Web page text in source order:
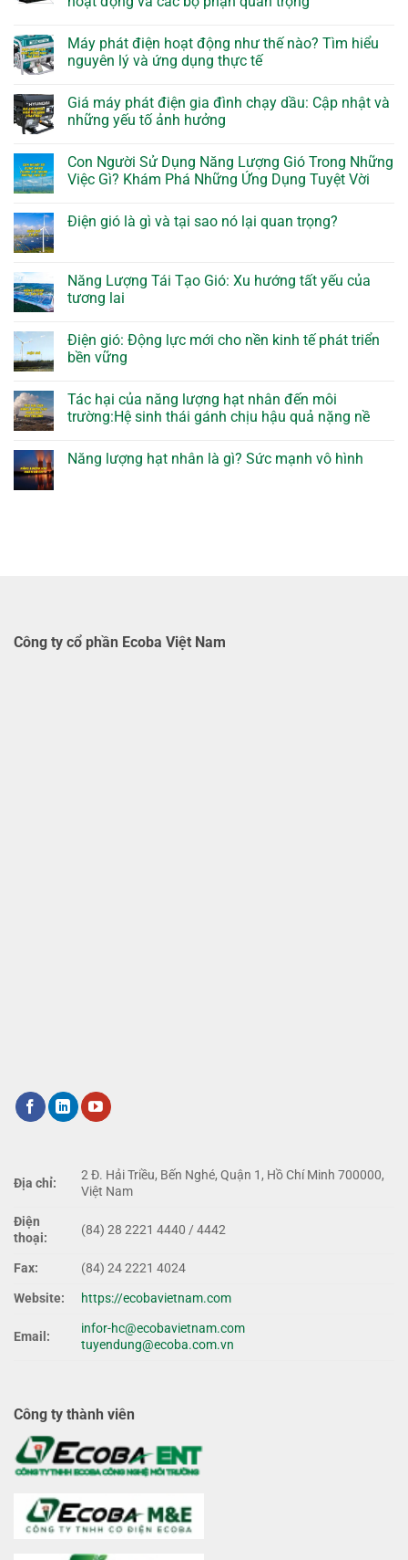
Máy phát điện hoạt động như thế nào? Tìm hiểu
nguyên lý và ứng dụng thực tế
Giá máy phát điện gia đình chạy dầu: Cập nhật và
những yếu tố ảnh hưởng
Con Người Sử Dụng Năng Lượng Gió Trong Những
Việc Gì? Khám Phá Những Ứng Dụng Tuyệt Vời
Điện gió là gì và tại sao nó lại quan trọng?
Năng Lượng Tái Tạo Gió: Xu hướng tất yếu của
tương lai
Điện gió: Động lực mới cho nền kinh tế phát triển
bền vững
Tác hại của năng lượng hạt nhân đến môi
trường:Hệ sinh thái gánh chịu hậu quả nặng nề
Năng lượng hạt nhân là gì? Sức mạnh vô hình
Công ty cổ phần Ecoba Việt Nam
Địa chỉ:
2 Đ. Hải Triều, Bến Nghé, Quận 1, Hồ Chí Minh 700000,
Việt Nam
Điện
thoại:
(84) 28 2221 4440 / 4442
Fax:
(84) 24 2221 4024
Website:
https://ecobavietnam.com
Email:
infor-hc@ecobavietnam.com
tuyendung@ecoba.com.vn
Công ty thành viên